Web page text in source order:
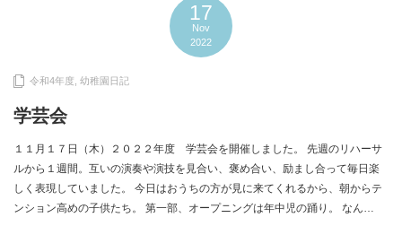
17
Nov
2022
令和4年度 幼稚園日記
学芸会
１１月１７日（木）２０２２年度 学芸会を開催しました。 先週のリハーサ
ルから１週間。互いの演奏や演技を見合い、褒め合い、励まし合って毎日楽
しく表現していました。 今日はおうちの方が見に来てくれるから、朝からテ
ンション高めの子供たち。 第一部、オープニングは年中児の踊り。 なん…